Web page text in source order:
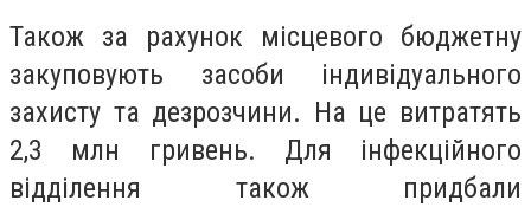
Також за рахунок місцевого бюджетну
закуповують засоби індивідуального
захисту та дезрозчини. На це витратять
2,3 млн гривень. Для інфекційного
відділення також придбали